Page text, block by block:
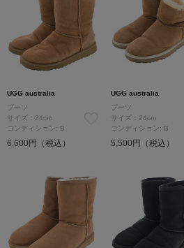
UGG australia
ブーツ
サイズ：24cm
コンディション: B
6,600円（税込）
UGG australia
ブーツ
サイズ：24cm
コンディション: B
5,500円（税込）